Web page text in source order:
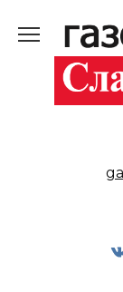
содержанию